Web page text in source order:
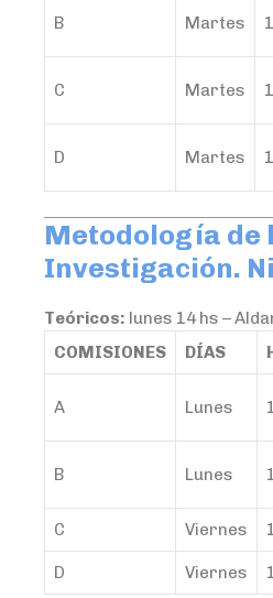
B Martes
C Martes
D Martes
Metodología de
Investigación.
Teóricos: lunes 14 hs –
COMISIONES
DÍAS
A Lunes
B Lunes
C Viernes
D Viernes